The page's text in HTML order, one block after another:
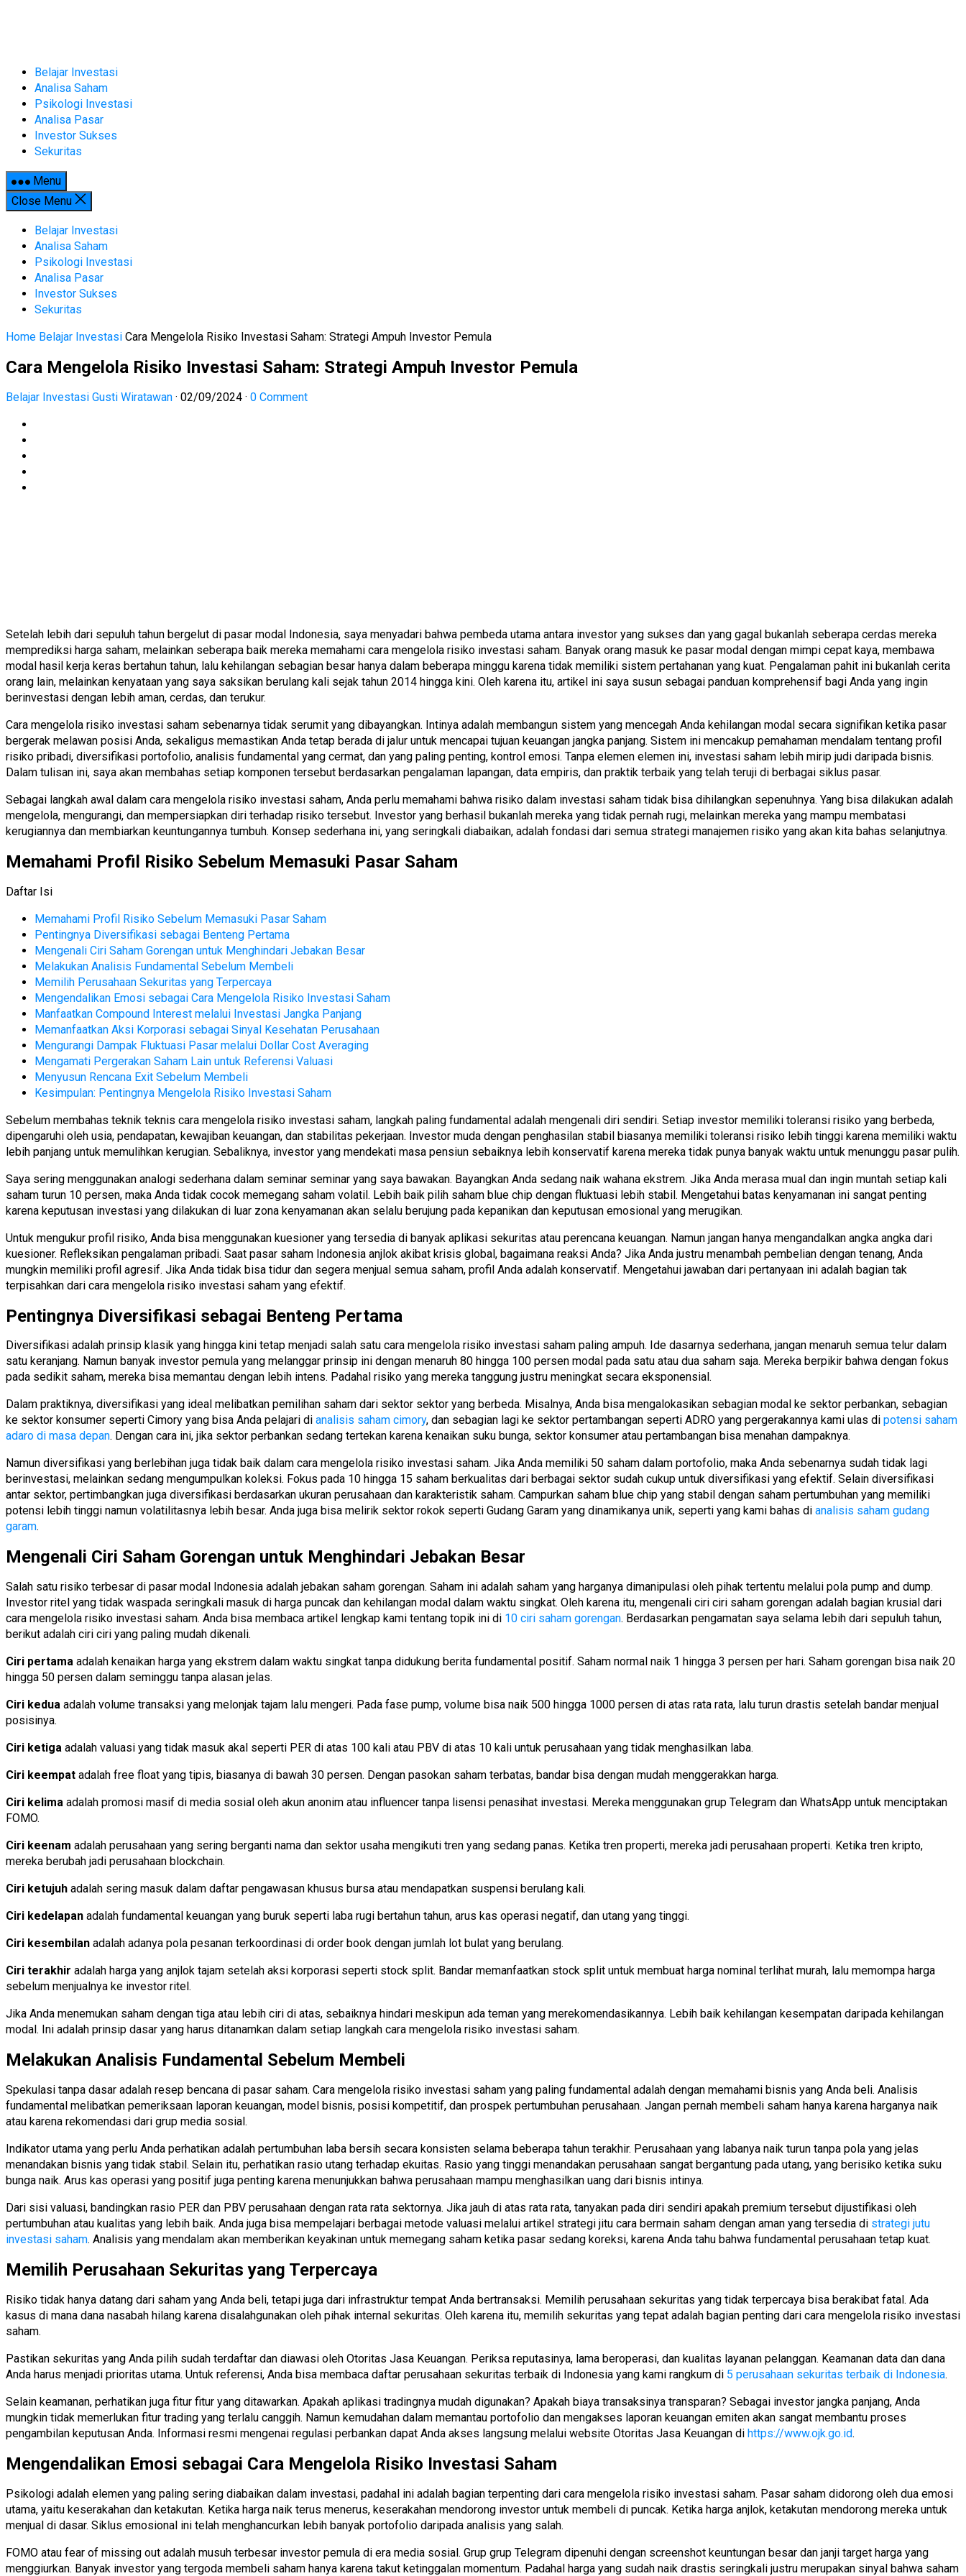
Belajar Investasi
Analisa Saham
Psikologi Investasi
Analisa Pasar
Investor Sukses
Sekuritas
Menu
Close Menu
Belajar Investasi
Analisa Saham
Psikologi Investasi
Analisa Pasar
Investor Sukses
Sekuritas
Home Belajar Investasi Cara Mengelola Risiko Investasi Saham: Strategi Ampuh Investor Pemula
Cara Mengelola Risiko Investasi Saham: Strategi Ampuh Investor Pemula
Belajar Investasi Gusti Wiratawan · 02/09/2024 · 0 Comment
Setelah lebih dari sepuluh tahun bergelut di pasar modal Indonesia, saya menyadari bahwa pembeda utama antara investor yang sukses dan yang gagal bukanlah seberapa cerdas mereka
memprediksi harga saham, melainkan seberapa baik mereka memahami cara mengelola risiko investasi saham. Banyak orang masuk ke pasar modal dengan mimpi cepat kaya, membawa
modal hasil kerja keras bertahun tahun, lalu kehilangan sebagian besar hanya dalam beberapa minggu karena tidak memiliki sistem pertahanan yang kuat. Pengalaman pahit ini bukanlah cerita
orang lain, melainkan kenyataan yang saya saksikan berulang kali sejak tahun 2014 hingga kini. Oleh karena itu, artikel ini saya susun sebagai panduan komprehensif bagi Anda yang ingin
berinvestasi dengan lebih aman, cerdas, dan terukur.
Cara mengelola risiko investasi saham sebenarnya tidak serumit yang dibayangkan. Intinya adalah membangun sistem yang mencegah Anda kehilangan modal secara signifikan ketika pasar
bergerak melawan posisi Anda, sekaligus memastikan Anda tetap berada di jalur untuk mencapai tujuan keuangan jangka panjang. Sistem ini mencakup pemahaman mendalam tentang profil
risiko pribadi, diversifikasi portofolio, analisis fundamental yang cermat, dan yang paling penting, kontrol emosi. Tanpa elemen elemen ini, investasi saham lebih mirip judi daripada bisnis.
Dalam tulisan ini, saya akan membahas setiap komponen tersebut berdasarkan pengalaman lapangan, data empiris, dan praktik terbaik yang telah teruji di berbagai siklus pasar.
Sebagai langkah awal dalam cara mengelola risiko investasi saham, Anda perlu memahami bahwa risiko dalam investasi saham tidak bisa dihilangkan sepenuhnya. Yang bisa dilakukan adalah
mengelola, mengurangi, dan mempersiapkan diri terhadap risiko tersebut. Investor yang berhasil bukanlah mereka yang tidak pernah rugi, melainkan mereka yang mampu membatasi
kerugiannya dan membiarkan keuntungannya tumbuh. Konsep sederhana ini, yang seringkali diabaikan, adalah fondasi dari semua strategi manajemen risiko yang akan kita bahas selanjutnya.
Memahami Profil Risiko Sebelum Memasuki Pasar Saham
Daftar Isi
Memahami Profil Risiko Sebelum Memasuki Pasar Saham
Pentingnya Diversifikasi sebagai Benteng Pertama
Mengenali Ciri Saham Gorengan untuk Menghindari Jebakan Besar
Melakukan Analisis Fundamental Sebelum Membeli
Memilih Perusahaan Sekuritas yang Terpercaya
Mengendalikan Emosi sebagai Cara Mengelola Risiko Investasi Saham
Manfaatkan Compound Interest melalui Investasi Jangka Panjang
Memanfaatkan Aksi Korporasi sebagai Sinyal Kesehatan Perusahaan
Mengurangi Dampak Fluktuasi Pasar melalui Dollar Cost Averaging
Mengamati Pergerakan Saham Lain untuk Referensi Valuasi
Menyusun Rencana Exit Sebelum Membeli
Kesimpulan: Pentingnya Mengelola Risiko Investasi Saham
Sebelum membahas teknik teknis cara mengelola risiko investasi saham, langkah paling fundamental adalah mengenali diri sendiri. Setiap investor memiliki toleransi risiko yang berbeda,
dipengaruhi oleh usia, pendapatan, kewajiban keuangan, dan stabilitas pekerjaan. Investor muda dengan penghasilan stabil biasanya memiliki toleransi risiko lebih tinggi karena memiliki waktu
lebih panjang untuk memulihkan kerugian. Sebaliknya, investor yang mendekati masa pensiun sebaiknya lebih konservatif karena mereka tidak punya banyak waktu untuk menunggu pasar pulih.
Saya sering menggunakan analogi sederhana dalam seminar seminar yang saya bawakan. Bayangkan Anda sedang naik wahana ekstrem. Jika Anda merasa mual dan ingin muntah setiap kali
saham turun 10 persen, maka Anda tidak cocok memegang saham volatil. Lebih baik pilih saham blue chip dengan fluktuasi lebih stabil. Mengetahui batas kenyamanan ini sangat penting
karena keputusan investasi yang dilakukan di luar zona kenyamanan akan selalu berujung pada kepanikan dan keputusan emosional yang merugikan.
Untuk mengukur profil risiko, Anda bisa menggunakan kuesioner yang tersedia di banyak aplikasi sekuritas atau perencana keuangan. Namun jangan hanya mengandalkan angka angka dari
kuesioner. Refleksikan pengalaman pribadi. Saat pasar saham Indonesia anjlok akibat krisis global, bagaimana reaksi Anda? Jika Anda justru menambah pembelian dengan tenang, Anda
mungkin memiliki profil agresif. Jika Anda tidak bisa tidur dan segera menjual semua saham, profil Anda adalah konservatif. Mengetahui jawaban dari pertanyaan ini adalah bagian tak
terpisahkan dari cara mengelola risiko investasi saham yang efektif.
Pentingnya Diversifikasi sebagai Benteng Pertama
Diversifikasi adalah prinsip klasik yang hingga kini tetap menjadi salah satu cara mengelola risiko investasi saham paling ampuh. Ide dasarnya sederhana, jangan menaruh semua telur dalam
satu keranjang. Namun banyak investor pemula yang melanggar prinsip ini dengan menaruh 80 hingga 100 persen modal pada satu atau dua saham saja. Mereka berpikir bahwa dengan fokus
pada sedikit saham, mereka bisa memantau dengan lebih intens. Padahal risiko yang mereka tanggung justru meningkat secara eksponensial.
Dalam praktiknya, diversifikasi yang ideal melibatkan pemilihan saham dari sektor sektor yang berbeda. Misalnya, Anda bisa mengalokasikan sebagian modal ke sektor perbankan, sebagian
ke sektor konsumer seperti Cimory yang bisa Anda pelajari di analisis saham cimory, dan sebagian lagi ke sektor pertambangan seperti ADRO yang pergerakannya kami ulas di potensi saham
adaro di masa depan. Dengan cara ini, jika sektor perbankan sedang tertekan karena kenaikan suku bunga, sektor konsumer atau pertambangan bisa menahan dampaknya.
Namun diversifikasi yang berlebihan juga tidak baik dalam cara mengelola risiko investasi saham. Jika Anda memiliki 50 saham dalam portofolio, maka Anda sebenarnya sudah tidak lagi
berinvestasi, melainkan sedang mengumpulkan koleksi. Fokus pada 10 hingga 15 saham berkualitas dari berbagai sektor sudah cukup untuk diversifikasi yang efektif. Selain diversifikasi
antar sektor, pertimbangkan juga diversifikasi berdasarkan ukuran perusahaan dan karakteristik saham. Campurkan saham blue chip yang stabil dengan saham pertumbuhan yang memiliki
potensi lebih tinggi namun volatilitasnya lebih besar. Anda juga bisa melirik sektor rokok seperti Gudang Garam yang dinamikanya unik, seperti yang kami bahas di analisis saham gudang
garam.
Mengenali Ciri Saham Gorengan untuk Menghindari Jebakan Besar
Salah satu risiko terbesar di pasar modal Indonesia adalah jebakan saham gorengan. Saham ini adalah saham yang harganya dimanipulasi oleh pihak tertentu melalui pola pump and dump.
Investor ritel yang tidak waspada seringkali masuk di harga puncak dan kehilangan modal dalam waktu singkat. Oleh karena itu, mengenali ciri ciri saham gorengan adalah bagian krusial dari
cara mengelola risiko investasi saham. Anda bisa membaca artikel lengkap kami tentang topik ini di 10 ciri saham gorengan. Berdasarkan pengamatan saya selama lebih dari sepuluh tahun,
berikut adalah ciri ciri yang paling mudah dikenali.
Ciri pertama adalah kenaikan harga yang ekstrem dalam waktu singkat tanpa didukung berita fundamental positif. Saham normal naik 1 hingga 3 persen per hari. Saham gorengan bisa naik 20
hingga 50 persen dalam seminggu tanpa alasan jelas.
Ciri kedua adalah volume transaksi yang melonjak tajam lalu mengeri. Pada fase pump, volume bisa naik 500 hingga 1000 persen di atas rata rata, lalu turun drastis setelah bandar menjual
posisinya.
Ciri ketiga adalah valuasi yang tidak masuk akal seperti PER di atas 100 kali atau PBV di atas 10 kali untuk perusahaan yang tidak menghasilkan laba.
Ciri keempat adalah free float yang tipis, biasanya di bawah 30 persen. Dengan pasokan saham terbatas, bandar bisa dengan mudah menggerakkan harga.
Ciri kelima adalah promosi masif di media sosial oleh akun anonim atau influencer tanpa lisensi penasihat investasi. Mereka menggunakan grup Telegram dan WhatsApp untuk menciptakan
FOMO.
Ciri keenam adalah perusahaan yang sering berganti nama dan sektor usaha mengikuti tren yang sedang panas. Ketika tren properti, mereka jadi perusahaan properti. Ketika tren kripto,
mereka berubah jadi perusahaan blockchain.
Ciri ketujuh adalah sering masuk dalam daftar pengawasan khusus bursa atau mendapatkan suspensi berulang kali.
Ciri kedelapan adalah fundamental keuangan yang buruk seperti laba rugi bertahun tahun, arus kas operasi negatif, dan utang yang tinggi.
Ciri kesembilan adalah adanya pola pesanan terkoordinasi di order book dengan jumlah lot bulat yang berulang.
Ciri terakhir adalah harga yang anjlok tajam setelah aksi korporasi seperti stock split. Bandar memanfaatkan stock split untuk membuat harga nominal terlihat murah, lalu memompa harga
sebelum menjualnya ke investor ritel.
Jika Anda menemukan saham dengan tiga atau lebih ciri di atas, sebaiknya hindari meskipun ada teman yang merekomendasikannya. Lebih baik kehilangan kesempatan daripada kehilangan
modal. Ini adalah prinsip dasar yang harus ditanamkan dalam setiap langkah cara mengelola risiko investasi saham.
Melakukan Analisis Fundamental Sebelum Membeli
Spekulasi tanpa dasar adalah resep bencana di pasar saham. Cara mengelola risiko investasi saham yang paling fundamental adalah dengan memahami bisnis yang Anda beli. Analisis
fundamental melibatkan pemeriksaan laporan keuangan, model bisnis, posisi kompetitif, dan prospek pertumbuhan perusahaan. Jangan pernah membeli saham hanya karena harganya naik
atau karena rekomendasi dari grup media sosial.
Indikator utama yang perlu Anda perhatikan adalah pertumbuhan laba bersih secara konsisten selama beberapa tahun terakhir. Perusahaan yang labanya naik turun tanpa pola yang jelas
menandakan bisnis yang tidak stabil. Selain itu, perhatikan rasio utang terhadap ekuitas. Rasio yang tinggi menandakan perusahaan sangat bergantung pada utang, yang berisiko ketika suku
bunga naik. Arus kas operasi yang positif juga penting karena menunjukkan bahwa perusahaan mampu menghasilkan uang dari bisnis intinya.
Dari sisi valuasi, bandingkan rasio PER dan PBV perusahaan dengan rata rata sektornya. Jika jauh di atas rata rata, tanyakan pada diri sendiri apakah premium tersebut dijustifikasi oleh
pertumbuhan atau kualitas yang lebih baik. Anda juga bisa mempelajari berbagai metode valuasi melalui artikel strategi jitu cara bermain saham dengan aman yang tersedia di strategi jutu
investasi saham. Analisis yang mendalam akan memberikan keyakinan untuk memegang saham ketika pasar sedang koreksi, karena Anda tahu bahwa fundamental perusahaan tetap kuat.
Memilih Perusahaan Sekuritas yang Terpercaya
Risiko tidak hanya datang dari saham yang Anda beli, tetapi juga dari infrastruktur tempat Anda bertransaksi. Memilih perusahaan sekuritas yang tidak terpercaya bisa berakibat fatal. Ada
kasus di mana dana nasabah hilang karena disalahgunakan oleh pihak internal sekuritas. Oleh karena itu, memilih sekuritas yang tepat adalah bagian penting dari cara mengelola risiko investasi
saham.
Pastikan sekuritas yang Anda pilih sudah terdaftar dan diawasi oleh Otoritas Jasa Keuangan. Periksa reputasinya, lama beroperasi, dan kualitas layanan pelanggan. Keamanan data dan dana
Anda harus menjadi prioritas utama. Untuk referensi, Anda bisa membaca daftar perusahaan sekuritas terbaik di Indonesia yang kami rangkum di 5 perusahaan sekuritas terbaik di Indonesia.
Selain keamanan, perhatikan juga fitur fitur yang ditawarkan. Apakah aplikasi tradingnya mudah digunakan? Apakah biaya transaksinya transparan? Sebagai investor jangka panjang, Anda
mungkin tidak memerlukan fitur trading yang terlalu canggih. Namun kemudahan dalam memantau portofolio dan mengakses laporan keuangan emiten akan sangat membantu proses
pengambilan keputusan Anda. Informasi resmi mengenai regulasi perbankan dapat Anda akses langsung melalui website Otoritas Jasa Keuangan di https://www.ojk.go.id.
Mengendalikan Emosi sebagai Cara Mengelola Risiko Investasi Saham
Psikologi adalah elemen yang paling sering diabaikan dalam investasi, padahal ini adalah bagian terpenting dari cara mengelola risiko investasi saham. Pasar saham didorong oleh dua emosi
utama, yaitu keserakahan dan ketakutan. Ketika harga naik terus menerus, keserakahan mendorong investor untuk membeli di puncak. Ketika harga anjlok, ketakutan mendorong mereka untuk
menjual di dasar. Siklus emosional ini telah menghancurkan lebih banyak portofolio daripada analisis yang salah.
FOMO atau fear of missing out adalah musuh terbesar investor pemula di era media sosial. Grup grup Telegram dipenuhi dengan screenshot keuntungan besar dan janji target harga yang
menggiurkan. Banyak investor yang tergoda membeli saham hanya karena takut ketinggalan momentum. Padahal harga yang sudah naik drastis seringkali justru merupakan sinyal bahwa saham